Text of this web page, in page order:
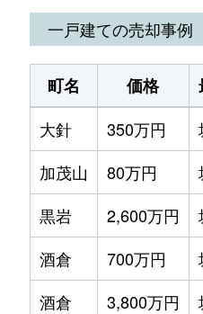
一戸建ての売却事例
町名 価格
大針
350万円
加茂山
80万円
黒岩
2,600万円
酒倉
700万円
酒倉
3,800万円